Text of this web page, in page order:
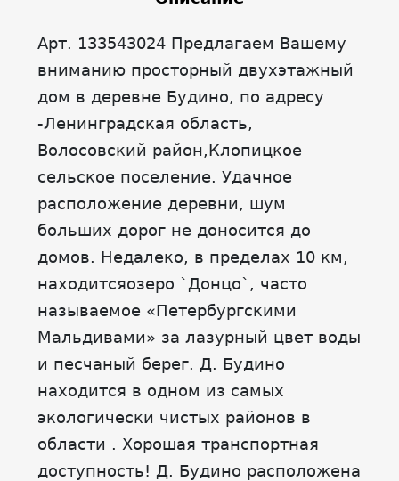
Арт. 133543024 Предлагаем Вашему
вниманию просторный двухэтажный
дом в деревне Будино, по адресу
-Ленинградская область,
Волосовский район,Клопицкое
сельское поселение. Удачное
расположение деревни, шум
больших дорог не доносится до
домов. Недалеко, в пределах 10 км,
находитсяозеро `Донцо`, часто
называемое «Петербургскими
Мальдивами» за лазурный цвет воды
и песчаный берег. Д. Будино
находится в одном из самых
экологически чистых районов в
области . Хорошая транспортная
доступность! Д. Будино расположена